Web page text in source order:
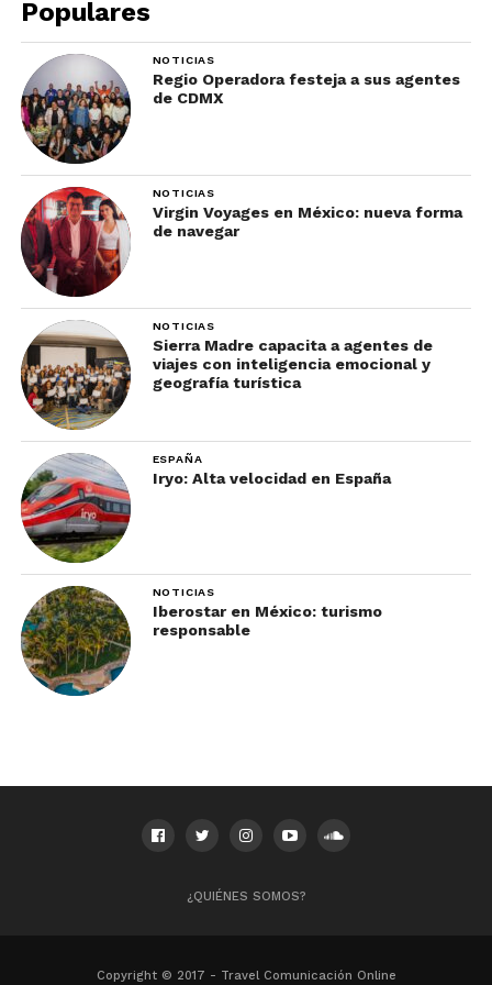
Populares
NOTICIAS
Regio Operadora festeja a sus agentes
de CDMX
NOTICIAS
Virgin Voyages en México: nueva forma
de navegar
NOTICIAS
Sierra Madre capacita a agentes de
viajes con inteligencia emocional y
geografía turística
ESPAÑA
Iryo: Alta velocidad en España
NOTICIAS
Iberostar en México: turismo
responsable
¿QUIÉNES SOMOS?
Copyright © 2017 - Travel Comunicación Online